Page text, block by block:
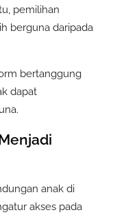
pemilihan
berguna daripada
bertanggung
dapat
anak di
akses pada